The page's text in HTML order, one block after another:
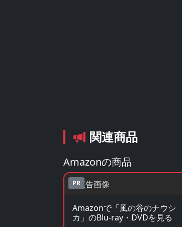
関連商品
Amazonの商品
PR
Amazonで「風の谷のナウシ
カ」のBlu-ray・DVDを見る